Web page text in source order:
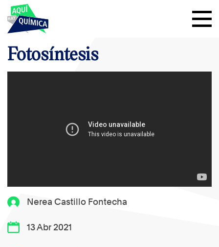
Nerea Castillo Fontecha
13 Abr 2021
Fotosíntesis